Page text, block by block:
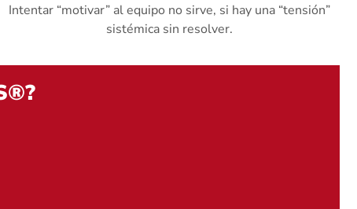
Intentar “motivar” al equipo no sirve, si hay una “tensión”
sistémica sin resolver.